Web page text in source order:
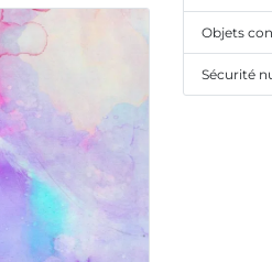
Objets
Sécurité